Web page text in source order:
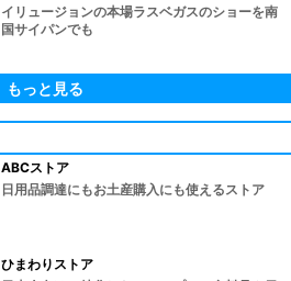
イリュージョンの本場ラスベガスのショーを南
国サイパンでも
もっと見る
ABCストア
日用品調達にもお土産購入にも使えるストア
ひまわりストア